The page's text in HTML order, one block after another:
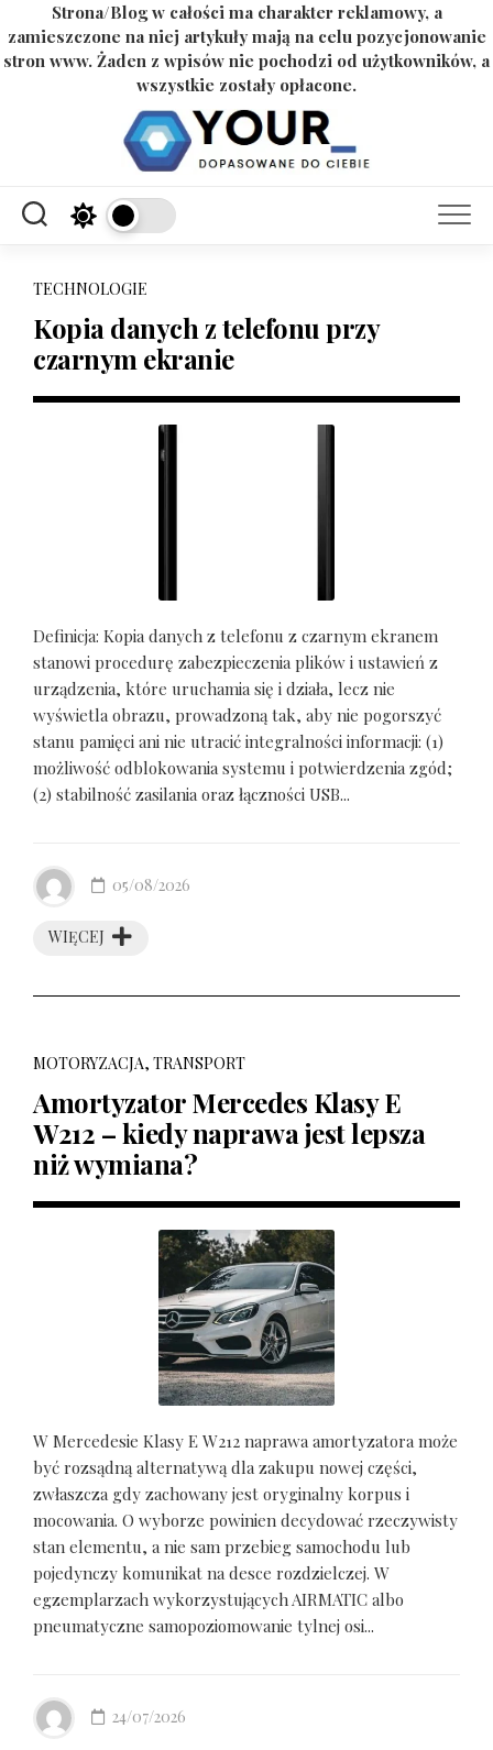
Strona/Blog w całości ma charakter reklamowy, a
zamieszczone na niej artykuły mają na celu pozycjonowanie
stron www. Żaden z wpisów nie pochodzi od użytkowników, a
wszystkie zostały opłacone.
TECHNOLOGIE
Kopia danych z telefonu przy
czarnym ekranie
Definicja: Kopia danych z telefonu z czarnym ekranem
stanowi procedurę zabezpieczenia plików i ustawień z
urządzenia, które uruchamia się i działa, lecz nie
wyświetla obrazu, prowadzoną tak, aby nie pogorszyć
stanu pamięci ani nie utracić integralności informacji: (1)
możliwość odblokowania systemu i potwierdzenia zgód;
(2) stabilność zasilania oraz łączności USB...
WIĘCEJ
05/08/2026
MOTORYZACJA, TRANSPORT
Amortyzator Mercedes Klasy E
W212 – kiedy naprawa jest lepsza
niż wymiana?
W Mercedesie Klasy E W212 naprawa amortyzatora może
być rozsądną alternatywą dla zakupu nowej części,
zwłaszcza gdy zachowany jest oryginalny korpus i
mocowania. O wyborze powinien decydować rzeczywisty
stan elementu, a nie sam przebieg samochodu lub
pojedynczy komunikat na desce rozdzielczej. W
egzemplarzach wykorzystujących AIRMATIC albo
pneumatyczne samopoziomowanie tylnej osi...
24/07/2026